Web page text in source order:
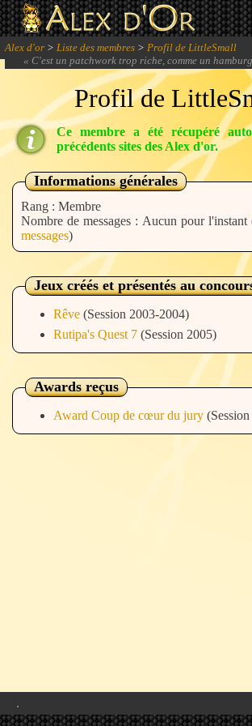
Actualités
Session 2026
Archives
Forum
Communauté
Se connecter
S'inscrire
Alex d'or > Liste des membres > Profil de LittleSmall
« C'est un patchwork trop riche, comme un
l'huile et saupoudré de sucre glace.
Profil de
Ce membre a été récupéré
précédents sites des Alex d'or.
Informations générales
Rang : Membre
Nombre
messages)
Jeux créés et présentés au
Rêve (Session 2003-2004)
Rutipa's Quest 7 (Session 2005)
Awards reçus
Award Coup de cœur du jury
.